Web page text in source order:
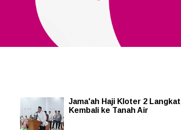
Jama'ah Haji Kloter 2 Langkat
Kembali ke Tanah Air